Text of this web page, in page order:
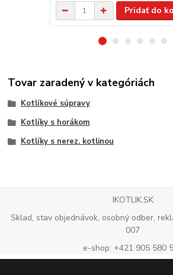
Pridať do
Tovar zaradený v kategóriách
Kotlíkové súpravy
Kotlíky s horákom
Kotlíky s nerez. kotlinou
IKOTLIK.SK
Sklad, stav objednávok, osobný odber,
007
e-shop: +421 905 580